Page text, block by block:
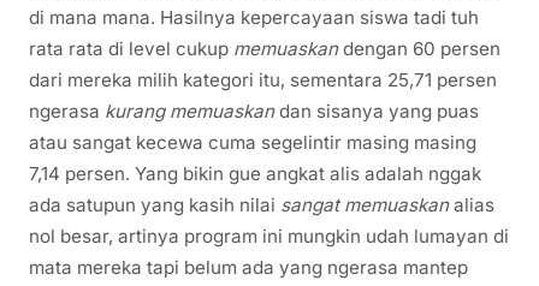
di mana mana. Hasilnya kepercayaan siswa tadi tuh
rata rata di level cukup memuaskandengan 60 persen
dari mereka milih kategori itu, sementara 25,71 persen
ngerasa kurang memuaskandan sisanya yang puas
atau sangat kecewa cuma segelintir masing masing
7,14 persen. Yang bikin gue angkat alis adalah nggak
ada satupun yang kasih nilai sangat memuaskanalias
nol besar, artinya program ini mungkin udah lumayan di
mata mereka tapi belum ada yang ngerasa mantep